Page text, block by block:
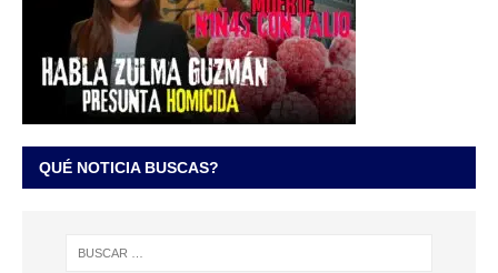
QUÉ NOTICIA BUSCAS?